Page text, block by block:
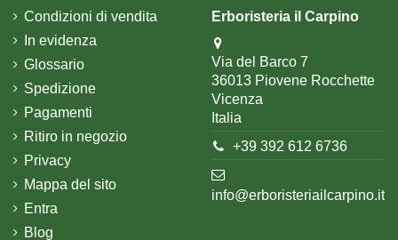
Condizioni di vendita
In evidenza
Glossario
Spedizione
Pagamenti
Ritiro in negozio
Privacy
Mappa del sito
Entra
Blog
Erboristeria il Carpino
Via del Barco 7
36013 Piovene Rocchette
Vicenza
Italia
+39 392 612 6736
info@erboristeriailcarpino.it